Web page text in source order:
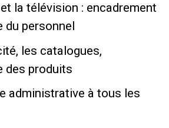
la télévision : encadrement
du personnel
les catalogues,
des produits
administrative à tous les